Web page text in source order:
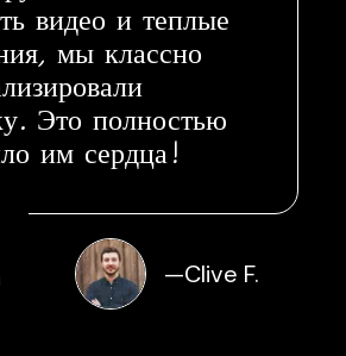
видео и теплые
мы классно
Это полностью
им сердца!
—Clive F.